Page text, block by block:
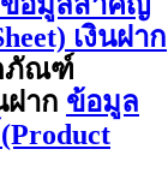
เงินฝาก
ภัณฑ์
ฝาก ข้อมูล